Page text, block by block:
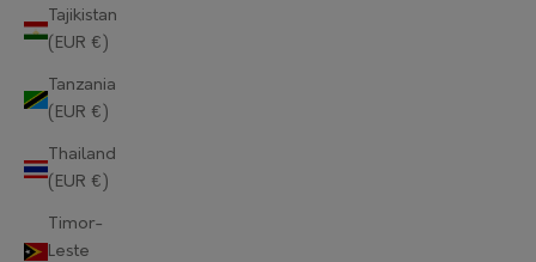
Tajikistan
(EUR €)
Tanzania
(EUR €)
Thailand
(EUR €)
Timor-
Leste
Paraguay (EUR €)
Peru (EUR €)
Pitcairn Islands (EUR €)
Poland (EUR €)